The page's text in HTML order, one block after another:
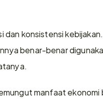
konsistensi
benar-benar
manfaat ekonomi